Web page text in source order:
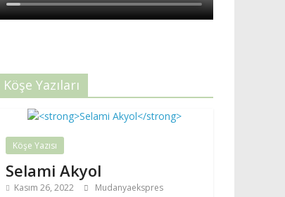
Köşe Yazıları
Köşe Yazısı
Selami Akyol
Kasım 26, 2022 Mudanyaekspres